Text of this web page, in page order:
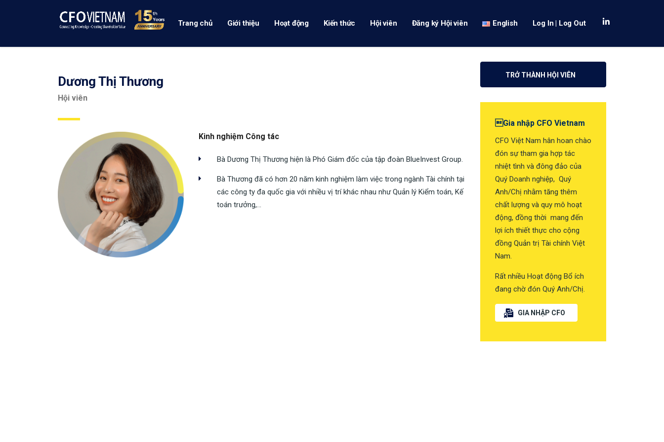
Trang chủ Giới thiệu Hoạt động Kiến thức Hội viên Đăng ký Hội viên English Log In | Log Out
Dương Thị Thương
Hội viên
Kinh nghiệm Công tác
Bà Dương Thị Thương hiện là Phó Giám đốc của tập đoàn BlueInvest Group.
Bà Thương đã có hơn 20 năm kinh nghiệm làm việc trong ngành Tài chính tại
các công ty đa quốc gia với nhiều vị trí khác nhau như Quản lý Kiểm toán, Kế
toán trưởng,…
TRỞ THÀNH HỘI VIÊN
Gia nhập CFO Vietnam
CFO Việt Nam hân hoan chào
đón sự tham gia hợp tác
nhiệt tình và đông đảo của
Quý Doanh nghiệp, Quý
Anh/Chị nhằm tăng thêm
chất lượng và quy mô hoạt
động, đồng thời mang đến
lợi ích thiết thực cho cộng
đồng Quản trị Tài chính Việt
Nam.
Rất nhiều Hoạt động Bổ ích
đang chờ đón Quý Anh/Chị.
GIA NHẬP CFO